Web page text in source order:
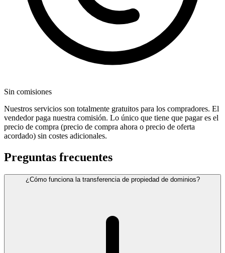
Sin comisiones
Nuestros servicios son totalmente gratuitos para los compradores. El
vendedor paga nuestra comisión. Lo único que tiene que pagar es el
precio de compra (precio de compra ahora o precio de oferta
acordado) sin costes adicionales.
Preguntas frecuentes
¿Cómo funciona la transferencia de propiedad de dominios?